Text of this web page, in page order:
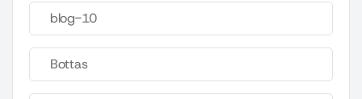
blog-10
Bottas